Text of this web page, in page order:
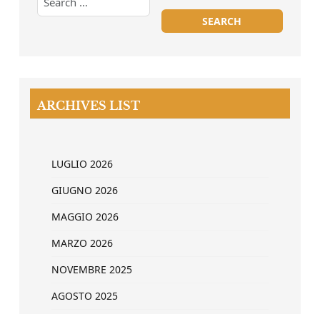
ARCHIVES LIST
LUGLIO 2026
GIUGNO 2026
MAGGIO 2026
MARZO 2026
NOVEMBRE 2025
AGOSTO 2025